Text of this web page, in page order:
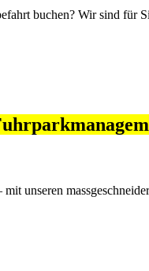
buchen? Wir sind für
unseren